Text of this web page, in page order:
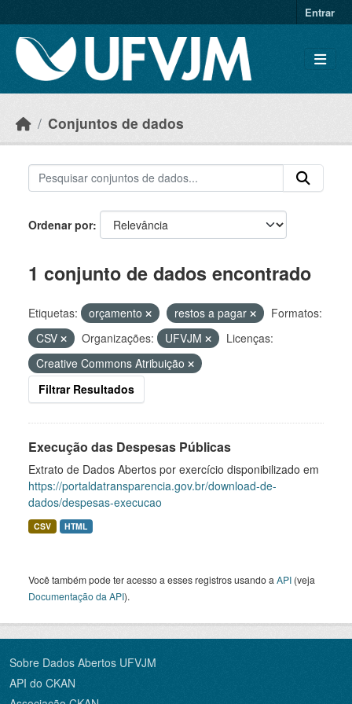
Entrar
Conjuntos de dados
Ordenar por
1 conjunto de dados encontrado
Etiquetas: orçamento restos a pagar
Formatos:
CSV
Organizações: UFVJM
Licenças:
Creative Commons Atribuição
Filtrar Resultados
Execução das Despesas Públicas
Extrato de Dados Abertos por exercício disponibilizado em
https://portaldatransparencia.gov.br/download-de-
dados/despesas-execucao
CSV HTML
Você também pode ter acesso a esses registros usando a API (veja
Documentação da API).
Sobre Dados Abertos UFVJM
API do CKAN